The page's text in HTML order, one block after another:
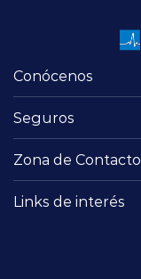
Conócenos
Seguros
Zona de Contacto
Links de interés